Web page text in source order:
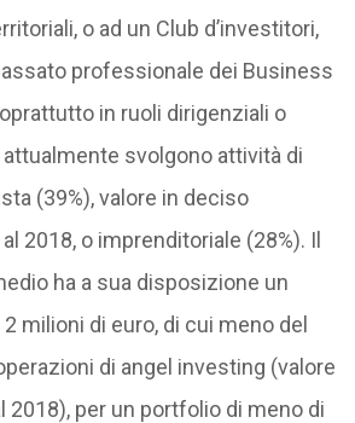
o ad un Club d’investitori,
professionale dei Business
in ruoli dirigenziali o
svolgono attività di
(39%), valore in deciso
2018, o imprenditoriale (28%). Il
ha a sua disposizione un
milioni di euro, di cui meno del
di angel investing (valore
2018), per un portfolio di meno di